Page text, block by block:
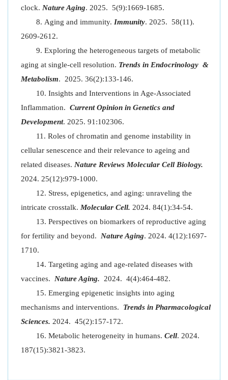
clock. Nature Aging. 2025. 5(9):1669-1685.
Aging and immunity. Immunity. 2025. 58(11).
2609-2612.
Exploring the heterogeneous targets of metabolic
aging at single-cell resolution. Trends in Endocrinology &
Metabolism. 2025. 36(2):133-146.
Insights and Interventions in Age-Associated
Inflammation. Current Opinion in Genetics and
Development. 2025. 91:102306.
Roles of chromatin and genome instability in
cellular senescence and their relevance to ageing and
related diseases. Nature Reviews Molecular Cell Biology.
2024. 25(12):979-1000.
Stress, epigenetics, and aging: unraveling the
intricate crosstalk. Molecular Cell. 2024. 84(1):34-54.
Perspectives on biomarkers of reproductive aging
for fertility and beyond. Nature Aging. 2024. 4(12):1697-
1710.
Targeting aging and age-related diseases with
vaccines. Nature Aging. 2024. 4(4):464-482.
Emerging epigenetic insights into aging
mechanisms and interventions. Trends in Pharmacological
Sciences. 2024. 45(2):157-172.
Metabolic heterogeneity in humans. Cell. 2024.
187(15):3821-3823.